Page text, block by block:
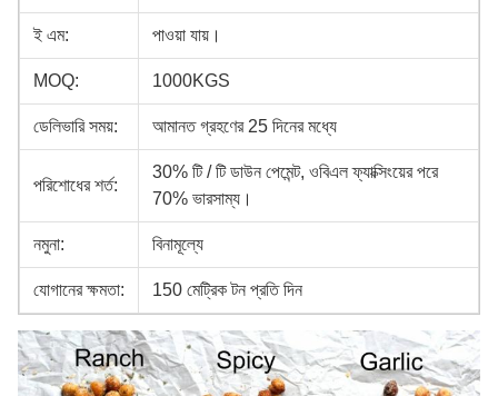
ই এম: পাওয়া যায়।
MOQ: 1000KGS
ডেলিভারি সময়: আমানত গ্রহণের 25 দিনের মধ্যে
পরিশোধের শর্ত:
30% টি / টি ডাউন পেমেন্ট, ওবিএল ফ্যাক্সিংয়ের পরে
70% ভারসাম্য।
নমুনা: বিনামূল্যে
যোগানের ক্ষমতা: 150 মেট্রিক টন প্রতি দিন